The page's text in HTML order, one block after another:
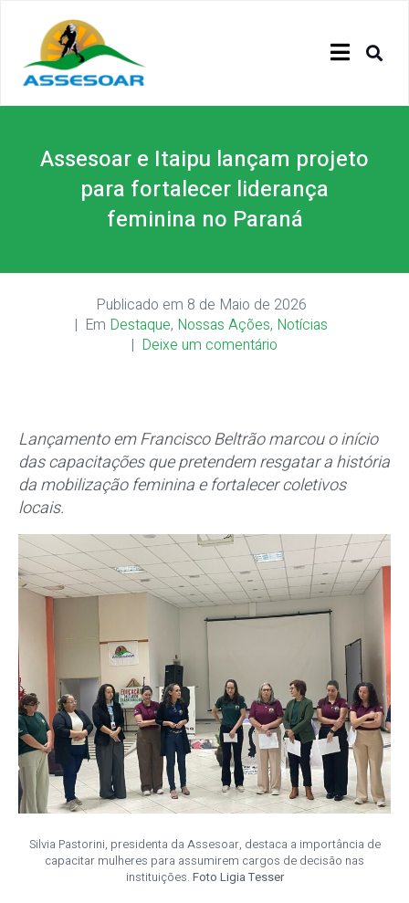
Assesoar e Itaipu lançam projeto
para fortalecer liderança
feminina no Paraná
Publicado em 8 de Maio de 2026
Em Destaque, Nossas Ações, Notícias
Deixe um comentário
Lançamento em Francisco Beltrão marcou o início
das capacitações que pretendem resgatar a história
da mobilização feminina e fortalecer coletivos
locais.
Silvia Pastorini, presidenta da Assesoar, destaca a importância de
capacitar mulheres para assumirem cargos de decisão nas
instituições. Foto Ligia Tesser